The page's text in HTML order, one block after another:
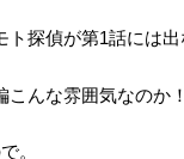
探偵が第1話には出
んな雰囲気なのか
。